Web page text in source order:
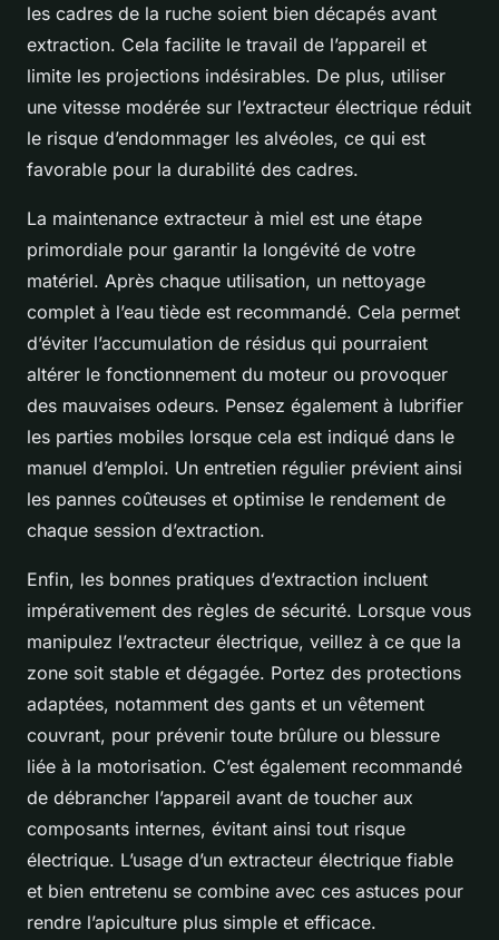
les cadres de la ruche soient bien décapés avant
extraction. Cela facilite le travail de l’appareil et
limite les projections indésirables. De plus, utiliser
une vitesse modérée sur l’extracteur électrique réduit
le risque d’endommager les alvéoles, ce qui est
favorable pour la durabilité des cadres.
La maintenance extracteur à miel est une étape
primordiale pour garantir la longévité de votre
matériel. Après chaque utilisation, un nettoyage
complet à l’eau tiède est recommandé. Cela permet
d’éviter l’accumulation de résidus qui pourraient
altérer le fonctionnement du moteur ou provoquer
des mauvaises odeurs. Pensez également à lubrifier
les parties mobiles lorsque cela est indiqué dans le
manuel d’emploi. Un entretien régulier prévient ainsi
les pannes coûteuses et optimise le rendement de
chaque session d’extraction.
Enfin, les bonnes pratiques d’extraction incluent
impérativement des règles de sécurité. Lorsque vous
manipulez l’extracteur électrique, veillez à ce que la
zone soit stable et dégagée. Portez des protections
adaptées, notamment des gants et un vêtement
couvrant, pour prévenir toute brûlure ou blessure
liée à la motorisation. C’est également recommandé
de débrancher l’appareil avant de toucher aux
composants internes, évitant ainsi tout risque
électrique. L’usage d’un extracteur électrique fiable
et bien entretenu se combine avec ces astuces pour
rendre l’apiculture plus simple et efficace.